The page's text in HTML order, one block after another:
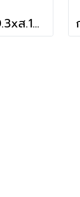
ก.20.3xย.20.3xส.10 cm กล่องเค้ก 1 ปอนด์ ชมพูกระต่าย